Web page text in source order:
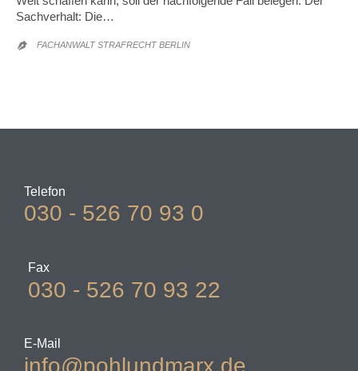
Sachverhalt: Die…
 FACHANWALT STRAFRECHT BERLIN
Telefon
030 - 526 70 93 0
Fax
030 - 526 70 93 22
E-Mail
info@pohlundmarx.de